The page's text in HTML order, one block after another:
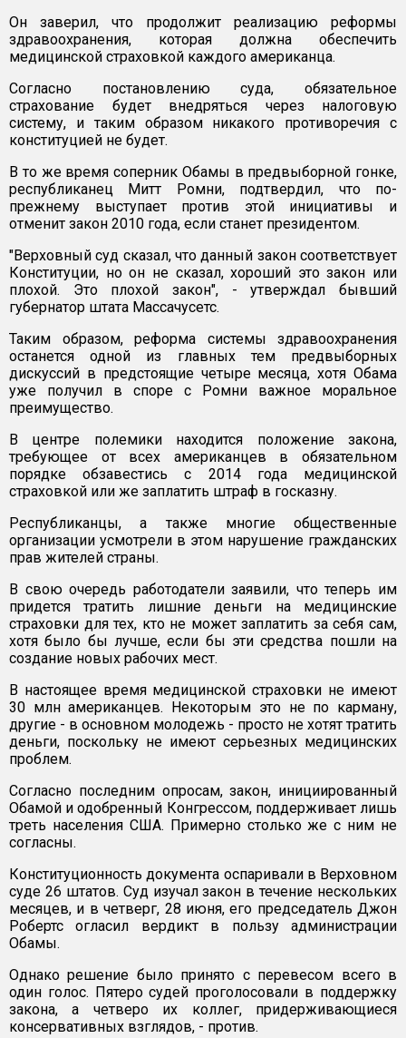
Он заверил, что продолжит реализацию реформы
здравоохранения, которая должна обеспечить
медицинской страховкой каждого американца.
Согласно постановлению суда, обязательное
страхование будет внедряться через налоговую
систему, и таким образом никакого противоречия с
конституцией не будет.
В то же время соперник Обамы в предвыборной гонке,
республиканец Митт Ромни, подтвердил, что по-
прежнему выступает против этой инициативы и
отменит закон 2010 года, если станет президентом.
"Верховный суд сказал, что данный закон соответствует
Конституции, но он не сказал, хороший это закон или
плохой. Это плохой закон", - утверждал бывший
губернатор штата Массачусетс.
Таким образом, реформа системы здравоохранения
останется одной из главных тем предвыборных
дискуссий в предстоящие четыре месяца, хотя Обама
уже получил в споре с Ромни важное моральное
преимущество.
В центре полемики находится положение закона,
требующее от всех американцев в обязательном
порядке обзавестись с 2014 года медицинской
страховкой или же заплатить штраф в госказну.
Республиканцы, а также многие общественные
организации усмотрели в этом нарушение гражданских
прав жителей страны.
В свою очередь работодатели заявили, что теперь им
придется тратить лишние деньги на медицинские
страховки для тех, кто не может заплатить за себя сам,
хотя было бы лучше, если бы эти средства пошли на
создание новых рабочих мест.
В настоящее время медицинской страховки не имеют
30 млн американцев. Некоторым это не по карману,
другие - в основном молодежь - просто не хотят тратить
деньги, поскольку не имеют серьезных медицинских
проблем.
Согласно последним опросам, закон, инициированный
Обамой и одобренный Конгрессом, поддерживает лишь
треть населения США. Примерно столько же с ним не
согласны.
Конституционность документа оспаривали в Верховном
суде 26 штатов. Суд изучал закон в течение нескольких
месяцев, и в четверг, 28 июня, его председатель Джон
Робертс огласил вердикт в пользу администрации
Обамы.
Однако решение было принято с перевесом всего в
один голос. Пятеро судей проголосовали в поддержку
закона, а четверо их коллег, придерживающиеся
консервативных взглядов, - против.